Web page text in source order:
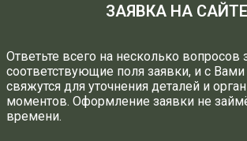
ЗАЯВКА НА САЙТЕ
Ответьте всего на несколько вопросов
соответствующие поля заявки, и с
свяжутся для уточнения деталей и
моментов. Оформление заявки не
времени.